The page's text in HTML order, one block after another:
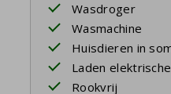
Wasdroger
Wasmachine
Huisdieren in
Laden
Rookvrij